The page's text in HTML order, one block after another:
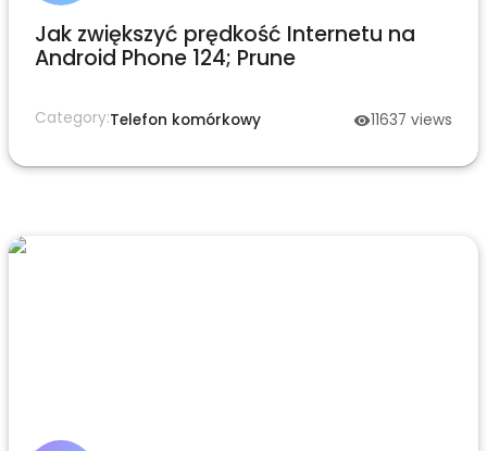
Jak zwiększyć prędkość Internetu na
Android Phone 124; Prune
Category:Telefon komórkowy 11637 views